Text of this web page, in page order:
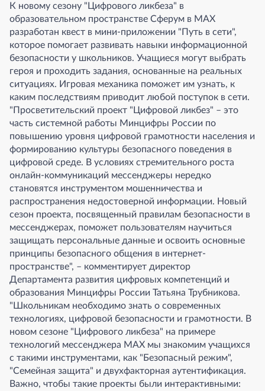
К новому сезону "Цифрового ликбеза" в
образовательном пространстве Сферум в MAX
разработан квест в мини-приложении "Путь в сети",
которое помогает развивать навыки информационной
безопасности у школьников. Учащиеся могут выбрать
героя и проходить задания, основанные на реальных
ситуациях. Игровая механика поможет им узнать, к
каким последствиям приводит любой поступок в сети.
"Просветительский проект "Цифровой ликбез" – это
часть системной работы Минцифры России по
повышению уровня цифровой грамотности населения и
формированию культуры безопасного поведения в
цифровой среде. В условиях стремительного роста
онлайн-коммуникаций мессенджеры нередко
становятся инструментом мошенничества и
распространения недостоверной информации. Новый
сезон проекта, посвященный правилам безопасности в
мессенджерах, поможет пользователям научиться
защищать персональные данные и освоить основные
принципы безопасного общения в интернет-
пространстве", – комментирует директор
Департамента развития цифровых компетенций и
образования Минцифры России Татьяна Трубникова.
"Школьникам необходимо знать о современных
технологиях, цифровой безопасности и грамотности. В
новом сезоне "Цифрового ликбеза" на примере
технологий мессенджера MAX мы знакомим учащихся
с такими инструментами, как "Безопасный режим",
"Семейная защита" и двухфакторная аутентификация.
Важно, чтобы такие проекты были интерактивными: